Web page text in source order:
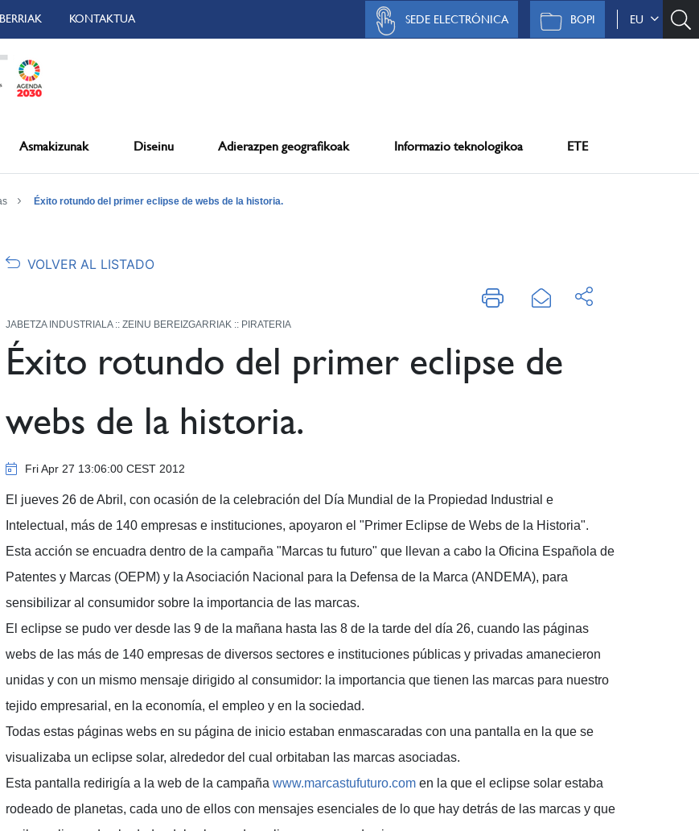
BERRIAK KONTAKTUA EU
BOPI
SEDE ELECTRÓNICA
Asmakizunak Diseinu Adierazpen geografikoak Informazio teknologikoa ETE
Éxito rotundo del primer eclipse de webs de la historia.
VOLVER AL LISTADO
JABETZA INDUSTRIALA :: ZEINU BEREIZGARRIAK :: PIRATERIA
Éxito rotundo del primer eclipse de
webs de la historia.
Fri Apr 27 13:06:00 CEST 2012
El jueves 26 de Abril, con ocasión de la celebración del Día Mundial de la Propiedad Industrial e
Intelectual, más de 140 empresas e instituciones, apoyaron el "Primer Eclipse de Webs de la Historia".
Esta acción se encuadra dentro de la campaña "Marcas tu futuro" que llevan a cabo la Oficina Española de
Patentes y Marcas (OEPM) y la Asociación Nacional para la Defensa de la Marca (ANDEMA), para
sensibilizar al consumidor sobre la importancia de las marcas.
El eclipse se pudo ver desde las 9 de la mañana hasta las 8 de la tarde del día 26, cuando las páginas
webs de las más de 140 empresas de diversos sectores e instituciones públicas y privadas amanecieron
unidas y con un mismo mensaje dirigido al consumidor: la importancia que tienen las marcas para nuestro
tejido empresarial, en la economía, el empleo y en la sociedad.
Todas estas páginas webs en su página de inicio estaban enmascaradas con una pantalla en la que se
visualizaba un eclipse solar, alrededor del cual orbitaban las marcas asociadas.
Esta pantalla redirigía a la web de la campaña www.marcastufuturo.com en la que el eclipse solar estaba
rodeado de planetas, cada uno de ellos con mensajes esenciales de lo que hay detrás de las marcas y que